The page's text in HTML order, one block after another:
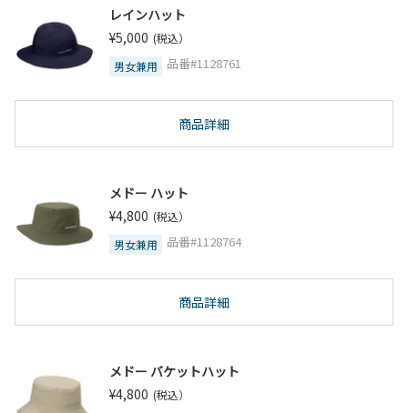
レインハット
¥5,000 (税込）
男女兼用
品番#1128761
商品詳細
メドー ハット
¥4,800 (税込）
男女兼用
品番#1128764
商品詳細
メドー バケットハット
¥4,800 (税込）